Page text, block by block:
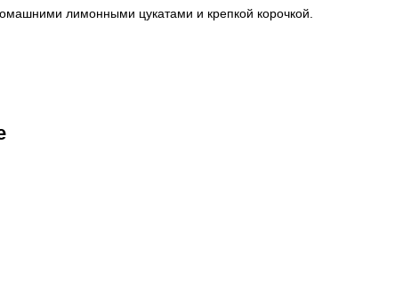
лимонными цукатами и крепкой корочкой.